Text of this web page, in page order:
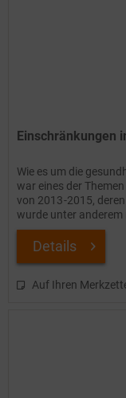
Einschränkungen
Wie es um die
war eines der
von 2013 -2015,
wurde unter anderem
Details
Auf Ihren